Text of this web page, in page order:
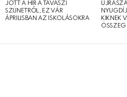
JÖTT A HÍR A TAVASZI
SZÜNETRŐL, EZ VÁR
ÁPRILISBAN AZ ISKOLÁSOKRA
KIKNEK